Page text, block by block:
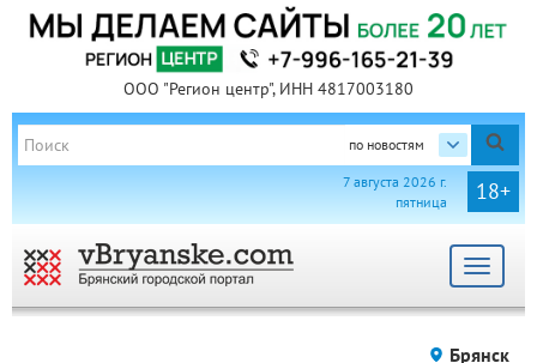
ООО "Регион центр", ИНН 4817003180
по новостям
18+
7 августа 2026 г.
пятница
Toggle
Брянск